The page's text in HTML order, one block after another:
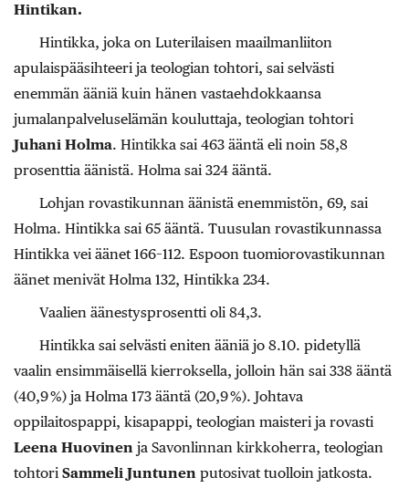
Hintikan.
Hintikka, joka on Luterilaisen maailmanliiton
apulaispääsihteeri ja teologian tohtori, sai selvästi
enemmän ääniä kuin hänen vastaehdokkaansa
jumalanpalveluselämän kouluttaja, teologian tohtori
Juhani Holma. Hintikka sai 463 ääntä eli noin 58,8
prosenttia äänistä. Holma sai 324 ääntä.
Lohjan rovastikunnan äänistä enemmistön, 69, sai
Holma. Hintikka sai 65 ääntä. Tuusulan rovastikunnassa
Hintikka vei äänet 166–112. Espoon tuomiorovastikunnan
äänet menivät Holma 132, Hintikka 234.
Vaalien äänestysprosentti oli 84,3.
Hintikka sai selvästi eniten ääniä jo 8.10. pidetyllä
vaalin ensimmäisellä kierroksella, jolloin hän sai 338 ääntä
(40,9 %) ja Holma 173 ääntä (20,9 %). Johtava
oppilaitospappi, kisapappi, teologian maisteri ja rovasti
Leena Huovinen ja Savonlinnan kirkkoherra, teologian
tohtori Sammeli Juntunen putosivat tuolloin jatkosta.